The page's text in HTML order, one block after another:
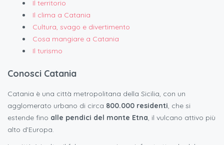
Il territorio
Il clima a Catania
Cultura, svago e divertimento
Cosa mangiare a Catania
Il turismo
Conosci Catania
Catania è una città metropolitana della Sicilia, con un
agglomerato urbano di circa 800.000 residenti, che si
estende fino alle pendici del monte Etna, il vulcano attivo più
alto d’Europa.